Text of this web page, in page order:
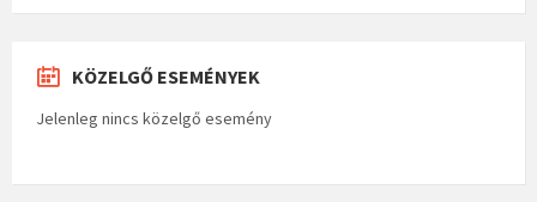
KÖZELGŐ ESEMÉNYEK
Jelenleg nincs közelgő esemény